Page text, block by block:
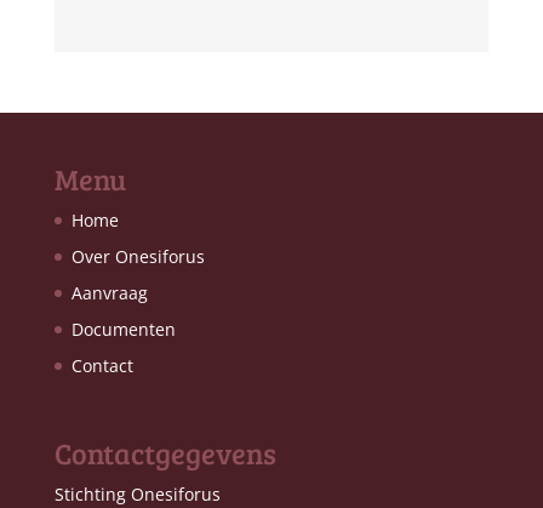
Menu
Home
Over Onesiforus
Aanvraag
Documenten
Contact
Contactgegevens
Stichting Onesiforus